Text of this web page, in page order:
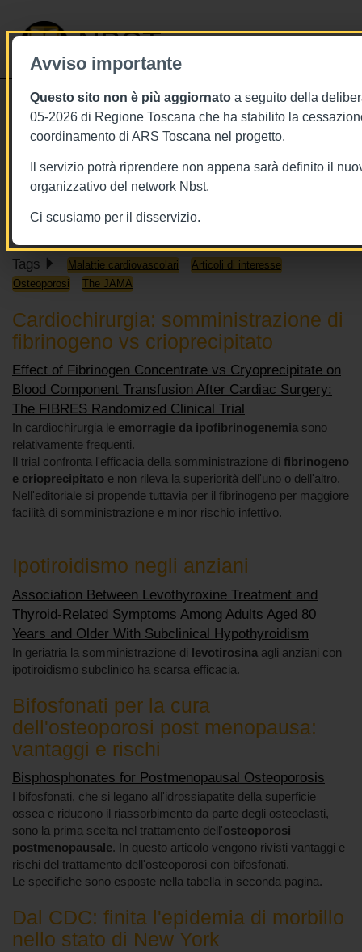
Avviso importante
Questo sito non è più aggiornato a seguito della
05-2026 di Regione Toscana che ha stabilito la
coordinamento di ARS Toscana nel progetto.
Il servizio potrà riprendere non appena sarà definito il
organizzativo del network Nbst.
Ci scusiamo per il disservizio.
NBST
Toggle
26 novembre 2019 - This week in
JAMA
Tags Malattie cardiovascolari
Articoli di interesse
Osteoporosi
The JAMA
Cardiochirurgia: somministrazione di
fibrinogeno vs crioprecipitato
Effect of Fibrinogen Concentrate vs Cryoprecipitate on
Blood Component Transfusion After Cardiac Surgery:
The FIBRES Randomized Clinical Trial
In cardiochirurgia le emorragie da ipofibrinogenemia sono
relativamente frequenti.
Il trial confronta l'efficacia della somministrazione di fibrinogeno
e crioprecipitato e non rileva la superiorità dell'uno o dell'altro.
Nell'editoriale si propende tuttavia per il fibrinogeno per maggiore
facilità di somministrazione e minor rischio infettivo.
Ipotiroidismo negli anziani
Association Between Levothyroxine Treatment and
Thyroid-Related Symptoms Among Adults Aged 80
Years and Older With Subclinical Hypothyroidism
In geriatria la somministrazione di levotirosina agli anziani con
ipotiroidismo subclinico ha scarsa efficacia.
Bifosfonati per la cura
dell'osteoporosi post menopausa:
vantaggi e rischi
Bisphosphonates for Postmenopausal Osteoporosis
I bifosfonati, che si legano all'idrossiapatite della superficie
ossea e riducono il riassorbimento da parte degli osteoclasti,
sono la prima scelta nel trattamento dell'osteoporosi
postmenopausale. In questo articolo vengono rivisti vantaggi e
rischi del trattamento dell'osteoporosi con bifosfonati.
Le specifiche sono esposte nella tabella in seconda pagina.
Dal CDC: finita l'epidemia di morbillo
nello stato di New York